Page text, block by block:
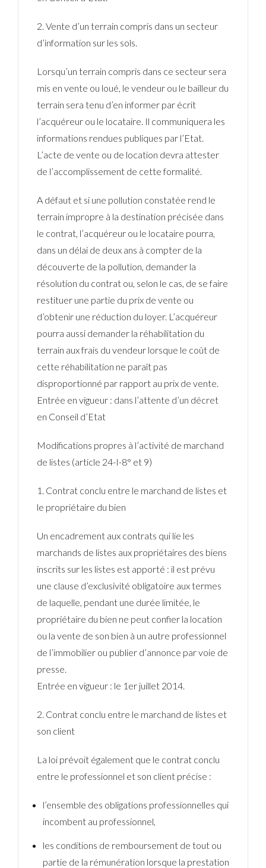
2. Vente d’un terrain compris dans un secteur
d’information sur les sols.
Lorsqu’un terrain compris dans ce secteur sera
mis en vente ou loué, le vendeur ou le bailleur du
terrain sera tenu d’en informer par écrit
l’acquéreur ou le locataire. Il communiquera les
informations rendues publiques par l’Etat.
L’acte de vente ou de location devra attester
de l’accomplissement de cette formalité.
A défaut et si une pollution constatée rend le
terrain impropre à la destination précisée dans
le contrat, l’acquéreur ou le locataire pourra,
dans un délai de deux ans à compter de la
découverte de la pollution, demander la
résolution du contrat ou, selon le cas, de se faire
restituer une partie du prix de vente ou
d’obtenir une réduction du loyer. L’acquéreur
pourra aussi demander la réhabilitation du
terrain aux frais du vendeur lorsque le coût de
cette réhabilitation ne paraît pas
disproportionné par rapport au prix de vente.
Entrée en vigueur : dans l’attente d’un décret
en Conseil d’Etat
Modifications propres à l’activité de marchand
de listes (article 24-I-8° et 9)
1. Contrat conclu entre le marchand de listes et
le propriétaire du bien
Un encadrement aux contrats qui lie les
marchands de listes aux propriétaires des biens
inscrits sur les listes est apporté : il est prévu
une clause d’exclusivité obligatoire aux termes
de laquelle, pendant une durée limitée, le
propriétaire du bien ne peut confier la location
ou la vente de son bien à un autre professionnel
de l’immobilier ou publier d’annonce par voie de
presse.
Entrée en vigueur : le 1er juillet 2014.
2. Contrat conclu entre le marchand de listes et
son client
La loi prévoit également que le contrat conclu
entre le professionnel et son client précise :
l’ensemble des obligations professionnelles qui
incombent au professionnel,
les conditions de remboursement de tout ou
partie de la rémunération lorsque la prestation
Connexion
Identifiant
Mot de passe
CONNEXION
Mot de passe perdu ?